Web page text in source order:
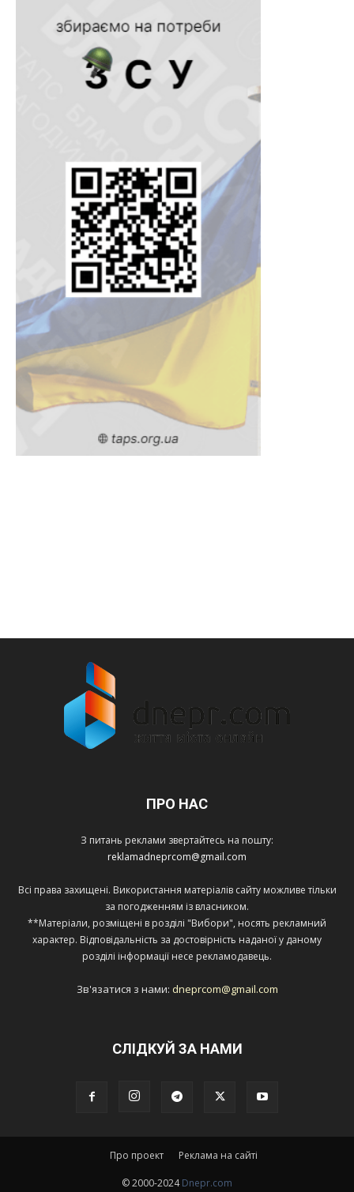
ПРО НАС
З питань реклами звертайтесь на пошту:
reklamadneprcom@gmail.com
Всі права захищені. Використання матеріалів сайту можливе тільки
за погодженням із власником.
**Матеріали, розміщені в розділі "Вибори", носять рекламний
характер. Відповідальність за достовірність наданої у даному
розділі інформації несе рекламодавець.
Зв'язатися з нами: dneprcom@gmail.com
СЛІДКУЙ ЗА НАМИ
Про проект Реклама на сайті
© 2000-2024Dnepr.com